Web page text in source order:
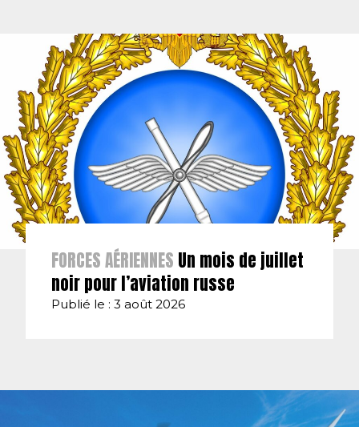
FORCES AÉRIENNES Un mois de juillet
noir pour l’aviation russe
Publié le : 3 août 2026